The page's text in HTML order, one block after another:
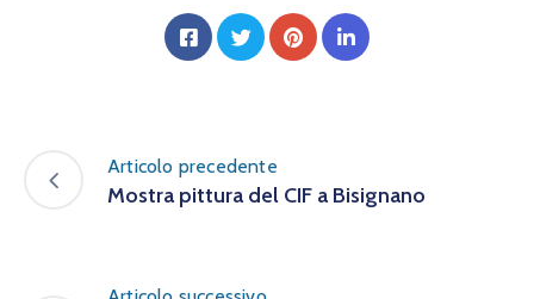
Articolo precedente
Mostra pittura del CIF a Bisignano